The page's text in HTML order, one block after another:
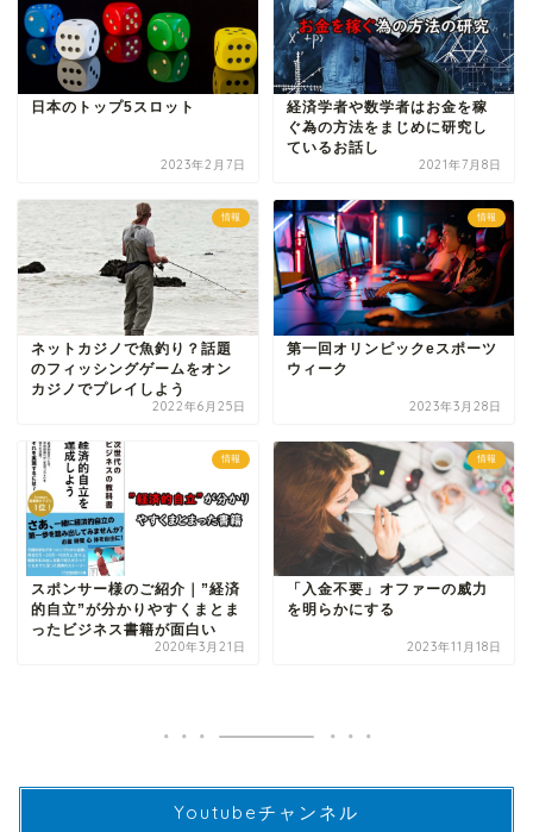
日本のトップ5スロット
2023年2月7日
経済学者や数学者はお金を稼
ぐ為の方法をまじめに研究し
ているお話し
2021年7月8日
情報
ネットカジノで魚釣り？話題
のフィッシングゲームをオン
カジノでプレイしよう
2022年6月25日
情報
第一回オリンピックeスポーツ
ウィーク
2023年3月28日
情報
スポンサー様のご紹介｜”経済
的自立”が分かりやすくまとま
ったビジネス書籍が面白い
2020年3月21日
情報
「入金不要」オファーの威力
を明らかにする
2023年11月18日
Youtubeチャンネル